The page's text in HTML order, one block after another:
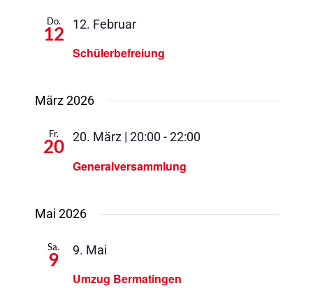
Do.
12
Schülerbefreiung
12. Februar
März 2026
Fr.
20
Generalversammlung
20. März | 20:00 - 22:00
Mai 2026
Sa.
9
Umzug Bermatingen
9. Mai